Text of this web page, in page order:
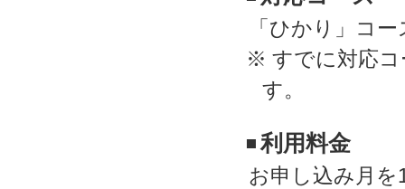
「ひかり」コ
※ すでに対応コ
す。
利用料金
お申し込み月